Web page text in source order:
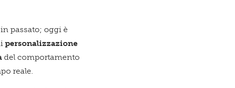
passato; oggi è
personalizzazione
del comportamento
reale.